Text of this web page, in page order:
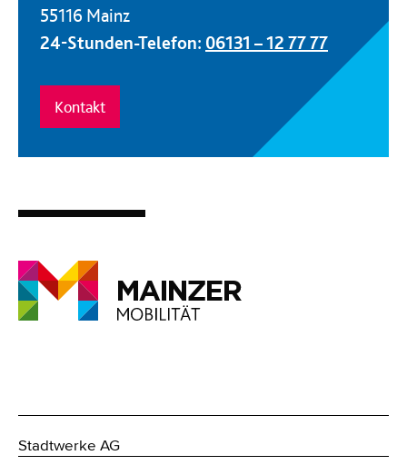
55116 Mainz
24-Stunden-Telefon: 06131 – 12 77 77
Kontakt
Stadtwerke AG